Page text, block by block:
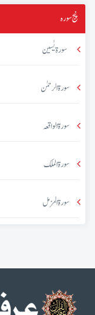
پنج سورہ
سورۃ یٰسین
سورۃ الرحمٰن
سورۃ الواقعہ
سورۃ الملک
سورۃ المزمل